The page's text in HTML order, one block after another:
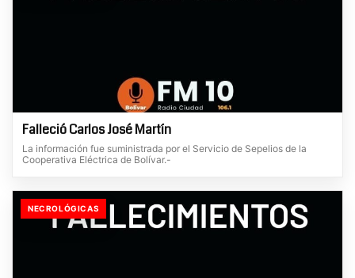
Falleció Carlos José Martín
La información fue suministrada por el Servicio de Sepelios de la
Cooperativa Eléctrica de Bolívar.-
NECROLÓGICAS